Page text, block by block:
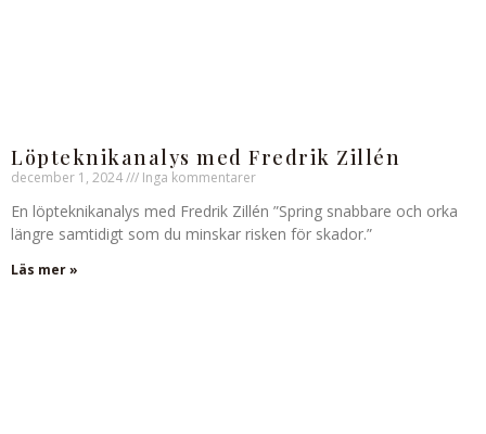
Löpteknikanalys med Fredrik Zillén
december 1, 2024 Inga kommentarer
En löpteknikanalys med Fredrik Zillén ”Spring snabbare och orka
längre samtidigt som du minskar risken för skador.”
Läs mer »